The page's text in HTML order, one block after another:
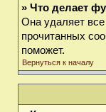
» Что делает
Она удаляет
прочитанных
поможет.
Вернуться к началу